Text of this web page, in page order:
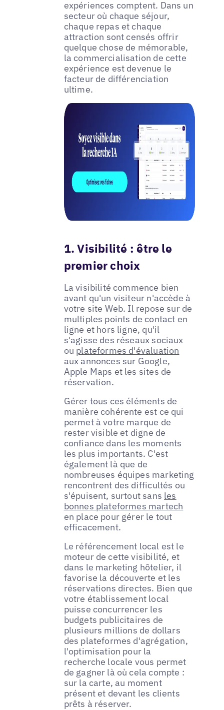
expériences comptent. Dans un
secteur où chaque séjour,
chaque repas et chaque
attraction sont censés offrir
quelque chose de mémorable,
la commercialisation de cette
expérience est devenue le
facteur de différenciation
ultime.
1. Visibilité : être le
premier choix
La visibilité commence bien
avant qu'un visiteur n'accède à
votre site Web. Il repose sur de
multiples points de contact en
ligne et hors ligne, qu'il
s'agisse des réseaux sociaux
ou plateformes d'évaluation
aux annonces sur Google,
Apple Maps et les sites de
réservation.
Gérer tous ces éléments de
manière cohérente est ce qui
permet à votre marque de
rester visible et digne de
confiance dans les moments
les plus importants. C'est
également là que de
nombreuses équipes marketing
rencontrent des difficultés ou
s'épuisent, surtout sans les
bonnes plateformes martech
en place pour gérer le tout
efficacement.
Le référencement local est le
moteur de cette visibilité, et
dans le marketing hôtelier, il
favorise la découverte et les
réservations directes. Bien que
votre établissement local
puisse concurrencer les
budgets publicitaires de
plusieurs millions de dollars
des plateformes d'agrégation,
l'optimisation pour la
recherche locale vous permet
de gagner là où cela compte :
sur la carte, au moment
présent et devant les clients
prêts à réserver.